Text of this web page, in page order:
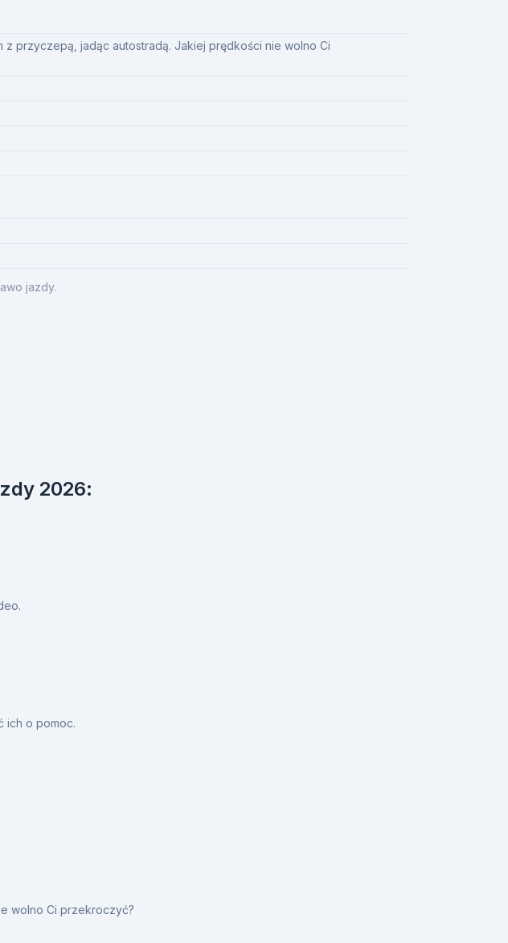
jazdy.
z przyczepą, jadąc autostradą. Jakiej prędkości nie wolno Ci
2026:
ich o pomoc.
wolno Ci przekroczyć?